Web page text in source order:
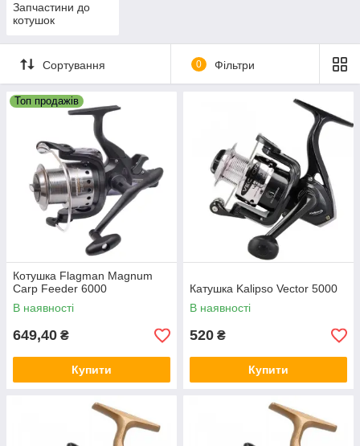
Запчастини до
котушок
Сортування 0 Фільтри
Топ продажів
Котушка Flagman Magnum
Carp Feeder 6000
В наявності
649,40 ₴
Купити
Катушка Kalipso Vector 5000
В наявності
520 ₴
Купити